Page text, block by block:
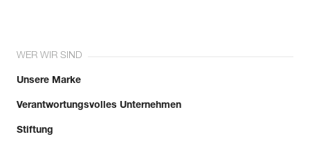
WER WIR SIND
Unsere Marke
Verantwortungsvolles Unternehmen
Stiftung